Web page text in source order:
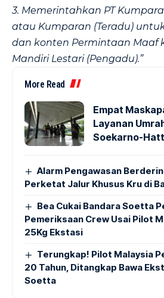
3. Memerintahkan PT
atau Kumparan (Teradu)
dan konten Permintaan Maaf
Mandiri Lestari (Pengadu).”
More Read
Empat
Layanan
Soekarno-
Alarm Pengawasan
Perketat Jalur Khusus Kru di
Bea Cukai Bandara Soetta
Pemeriksaan Crew Usai Pilot
25Kg Ekstasi
Terungkap! Pilot Malaysia
20 Tahun, Ditangkap Bawa
Soetta